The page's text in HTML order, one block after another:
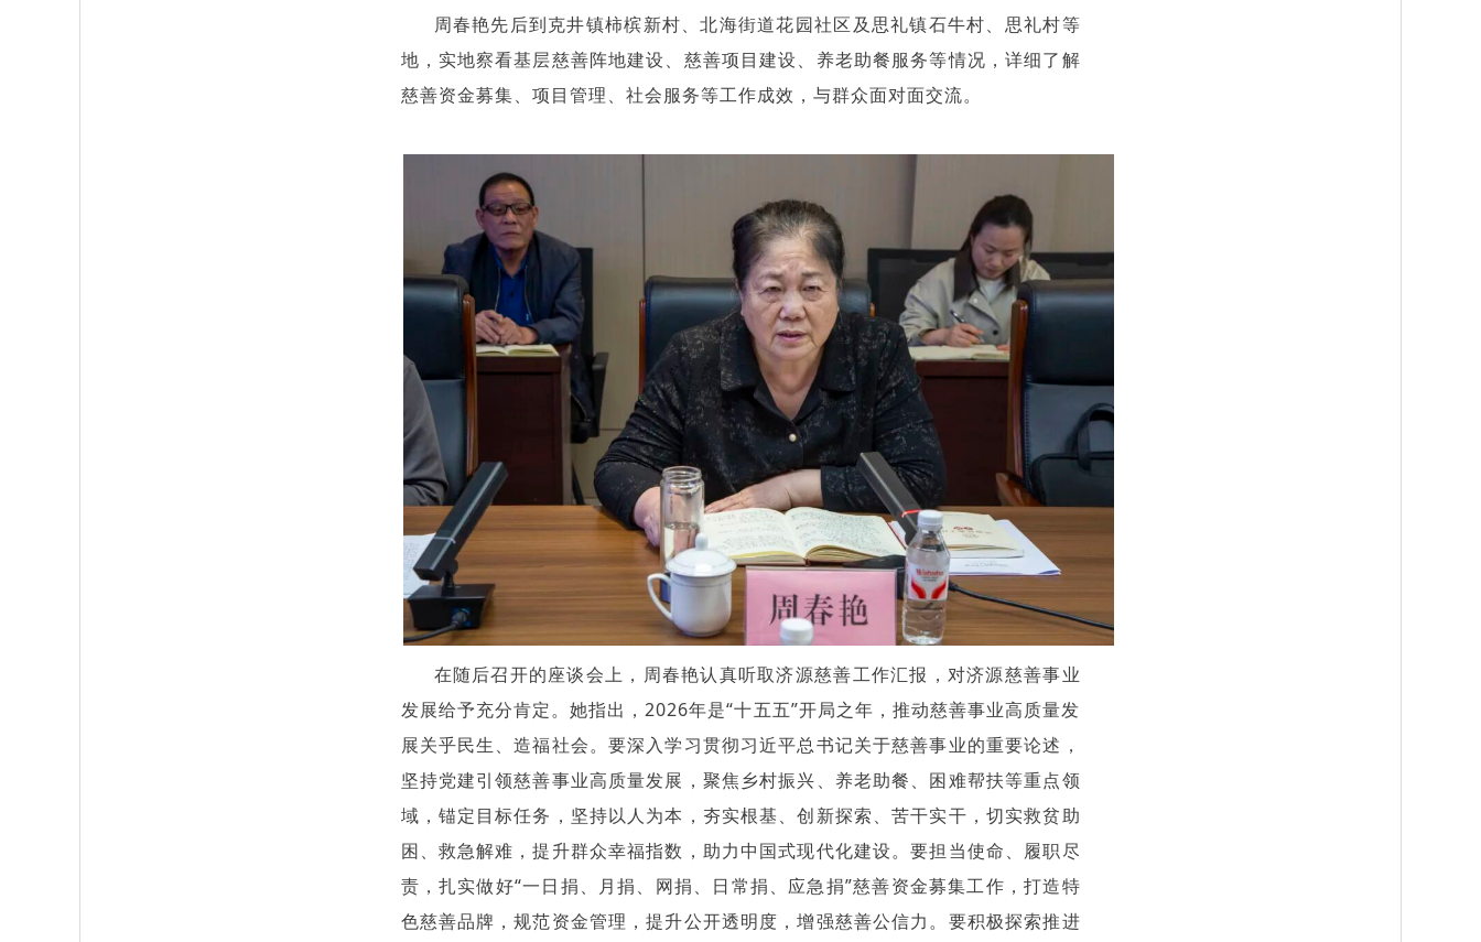
周春艳先后到克井镇柿槟新村、北海街道花园社区及思礼镇石牛村、思礼村等
地，实地察看基层慈善阵地建设、慈善项目建设、养老助餐服务等情况，详细了解
慈善资金募集、项目管理、社会服务等工作成效，与群众面对面交流。
在随后召开的座谈会上，周春艳认真听取济源慈善工作汇报，对济源慈善事业
发展给予充分肯定。她指出，2026年是“十五五”开局之年，推动慈善事业高质量发
展关乎民生、造福社会。要深入学习贯彻习近平总书记关于慈善事业的重要论述，
坚持党建引领慈善事业高质量发展，聚焦乡村振兴、养老助餐、困难帮扶等重点领
域，锚定目标任务，坚持以人为本，夯实根基、创新探索、苦干实干，切实救贫助
困、救急解难，提升群众幸福指数，助力中国式现代化建设。要担当使命、履职尽
责，扎实做好“一日捐、月捐、网捐、日常捐、应急捐”慈善资金募集工作，打造特
色慈善品牌，规范资金管理，提升公开透明度，增强慈善公信力。要积极探索推进